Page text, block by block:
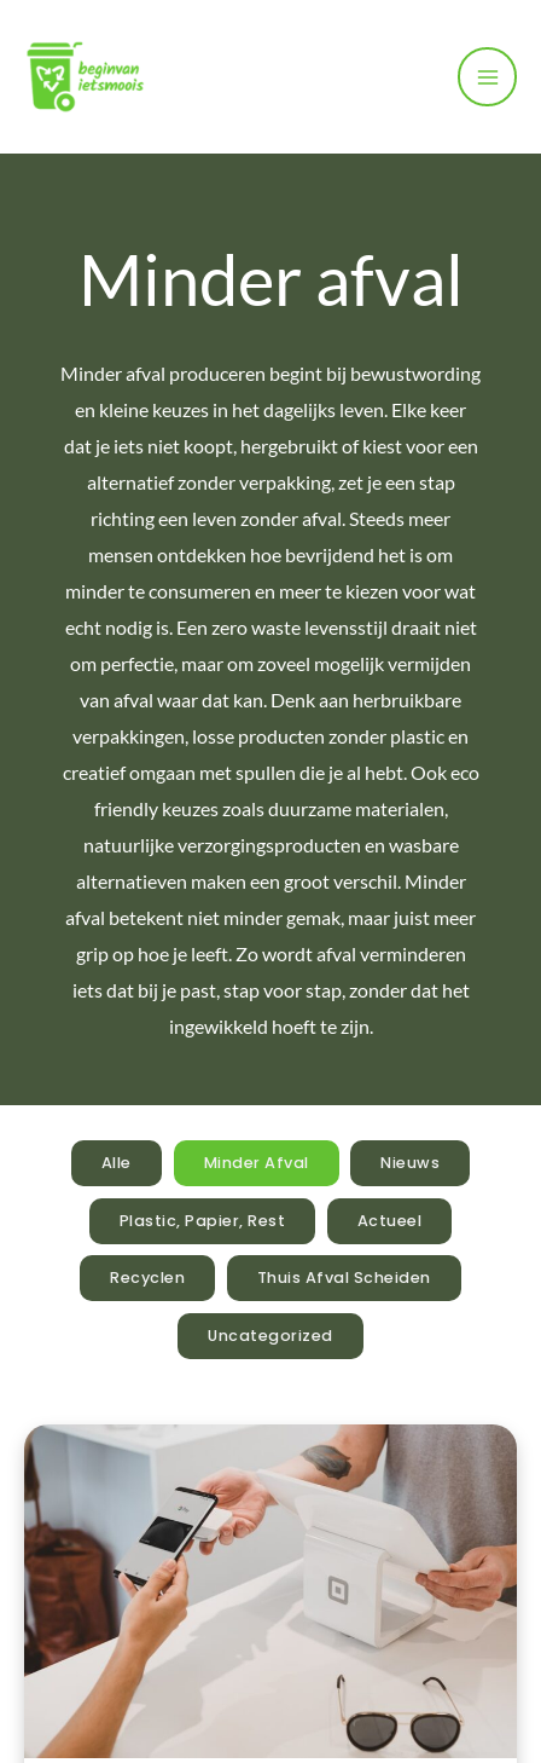
naar
Minder afval
Minder afval produceren begint bij bewustwording
en kleine keuzes in het dagelijks leven. Elke keer
dat je iets niet koopt, hergebruikt of kiest voor een
alternatief zonder verpakking, zet je een stap
richting een leven zonder afval. Steeds meer
mensen ontdekken hoe bevrijdend het is om
minder te consumeren en meer te kiezen voor wat
echt nodig is. Een zero waste levensstijl draait niet
om perfectie, maar om zoveel mogelijk vermijden
van afval waar dat kan. Denk aan herbruikbare
verpakkingen, losse producten zonder plastic en
creatief omgaan met spullen die je al hebt. Ook eco
friendly keuzes zoals duurzame materialen,
natuurlijke verzorgingsproducten en wasbare
alternatieven maken een groot verschil. Minder
afval betekent niet minder gemak, maar juist meer
grip op hoe je leeft. Zo wordt afval verminderen
iets dat bij je past, stap voor stap, zonder dat het
ingewikkeld hoeft te zijn.
posts
by
Alle Minder Afval Nieuws
Plastic, Papier, Rest Actueel
Recyclen Thuis Afval Scheiden
Uncategorized
Wat
Voorbeelden
En
Waarom
Het
Ertoe
Doet